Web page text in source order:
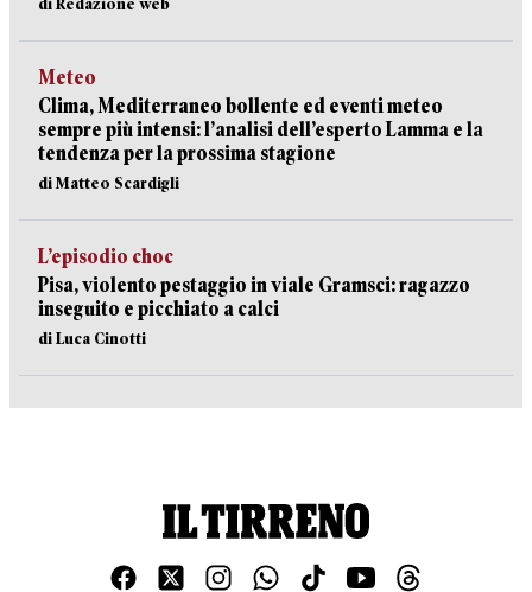
Meteo
Clima, Mediterraneo bollente ed eventi meteo
sempre più intensi: l’analisi dell’esperto Lamma e la
tendenza per la prossima stagione
di Matteo Scardigli
L’episodio choc
Pisa, violento pestaggio in viale Gramsci: ragazzo
inseguito e picchiato a calci
di Luca Cinotti